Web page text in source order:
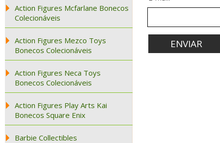
Action Figures Mcfarlane Bonecos
Colecionáveis
Action Figures Mezco Toys
Bonecos Colecionáveis
Action Figures Neca Toys
Bonecos Colecionáveis
Action Figures Play Arts Kai
Bonecos Square Enix
Barbie Collectibles